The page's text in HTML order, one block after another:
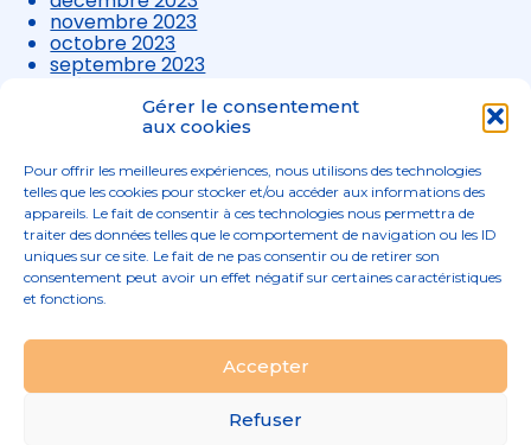
Gérer le consentement
aux cookies
Pour offrir les meilleures expériences, nous utilisons des technologies
telles que les cookies pour stocker et/ou accéder aux informations des
appareils. Le fait de consentir à ces technologies nous permettra de
traiter des données telles que le comportement de navigation ou les ID
uniques sur ce site. Le fait de ne pas consentir ou de retirer son
consentement peut avoir un effet négatif sur certaines caractéristiques
et fonctions.
Accepter
Refuser
novembre 2023
octobre 2023
septembre 2023
août 2023
juillet 2023
avril 2023
mars 2023
Principale
02 96 52 68 68